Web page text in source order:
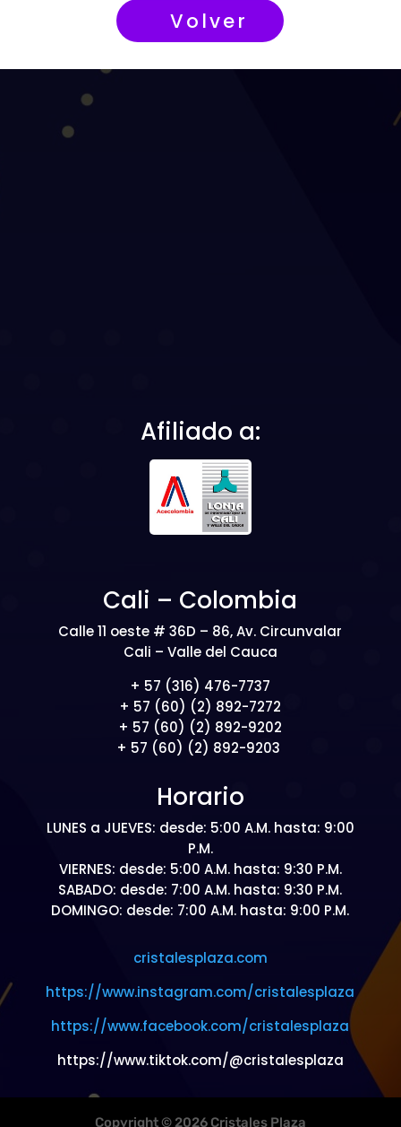
Volver
Afiliado a:
Cali – Colombia
Calle 11 oeste # 36D – 86, Av. Circunvalar
Cali – Valle del Cauca
+ 57 (316) 476-7737
+ 57 (60) (2) 892-7272
+ 57 (60) (2) 892-9202
+ 57 (60) (2) 892-9203
Horario
LUNES a JUEVES: desde: 5:00 A.M. hasta: 9:00
P.M.
VIERNES: desde: 5:00 A.M. hasta: 9:30 P.M.
SABADO: desde: 7:00 A.M. hasta: 9:30 P.M.
DOMINGO: desde: 7:00 A.M. hasta: 9:00 P.M.
cristalesplaza.com
https://www.instagram.com/cristalesplaza
https://www.facebook.com/cristalesplaza
https://www.tiktok.com/@cristalesplaza
Copyright © 2026 Cristales Plaza